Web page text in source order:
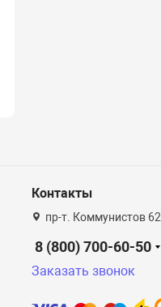
Контакты
пр-т. Коммунистов 62
8 (800) 700-60-50
Заказать звонок